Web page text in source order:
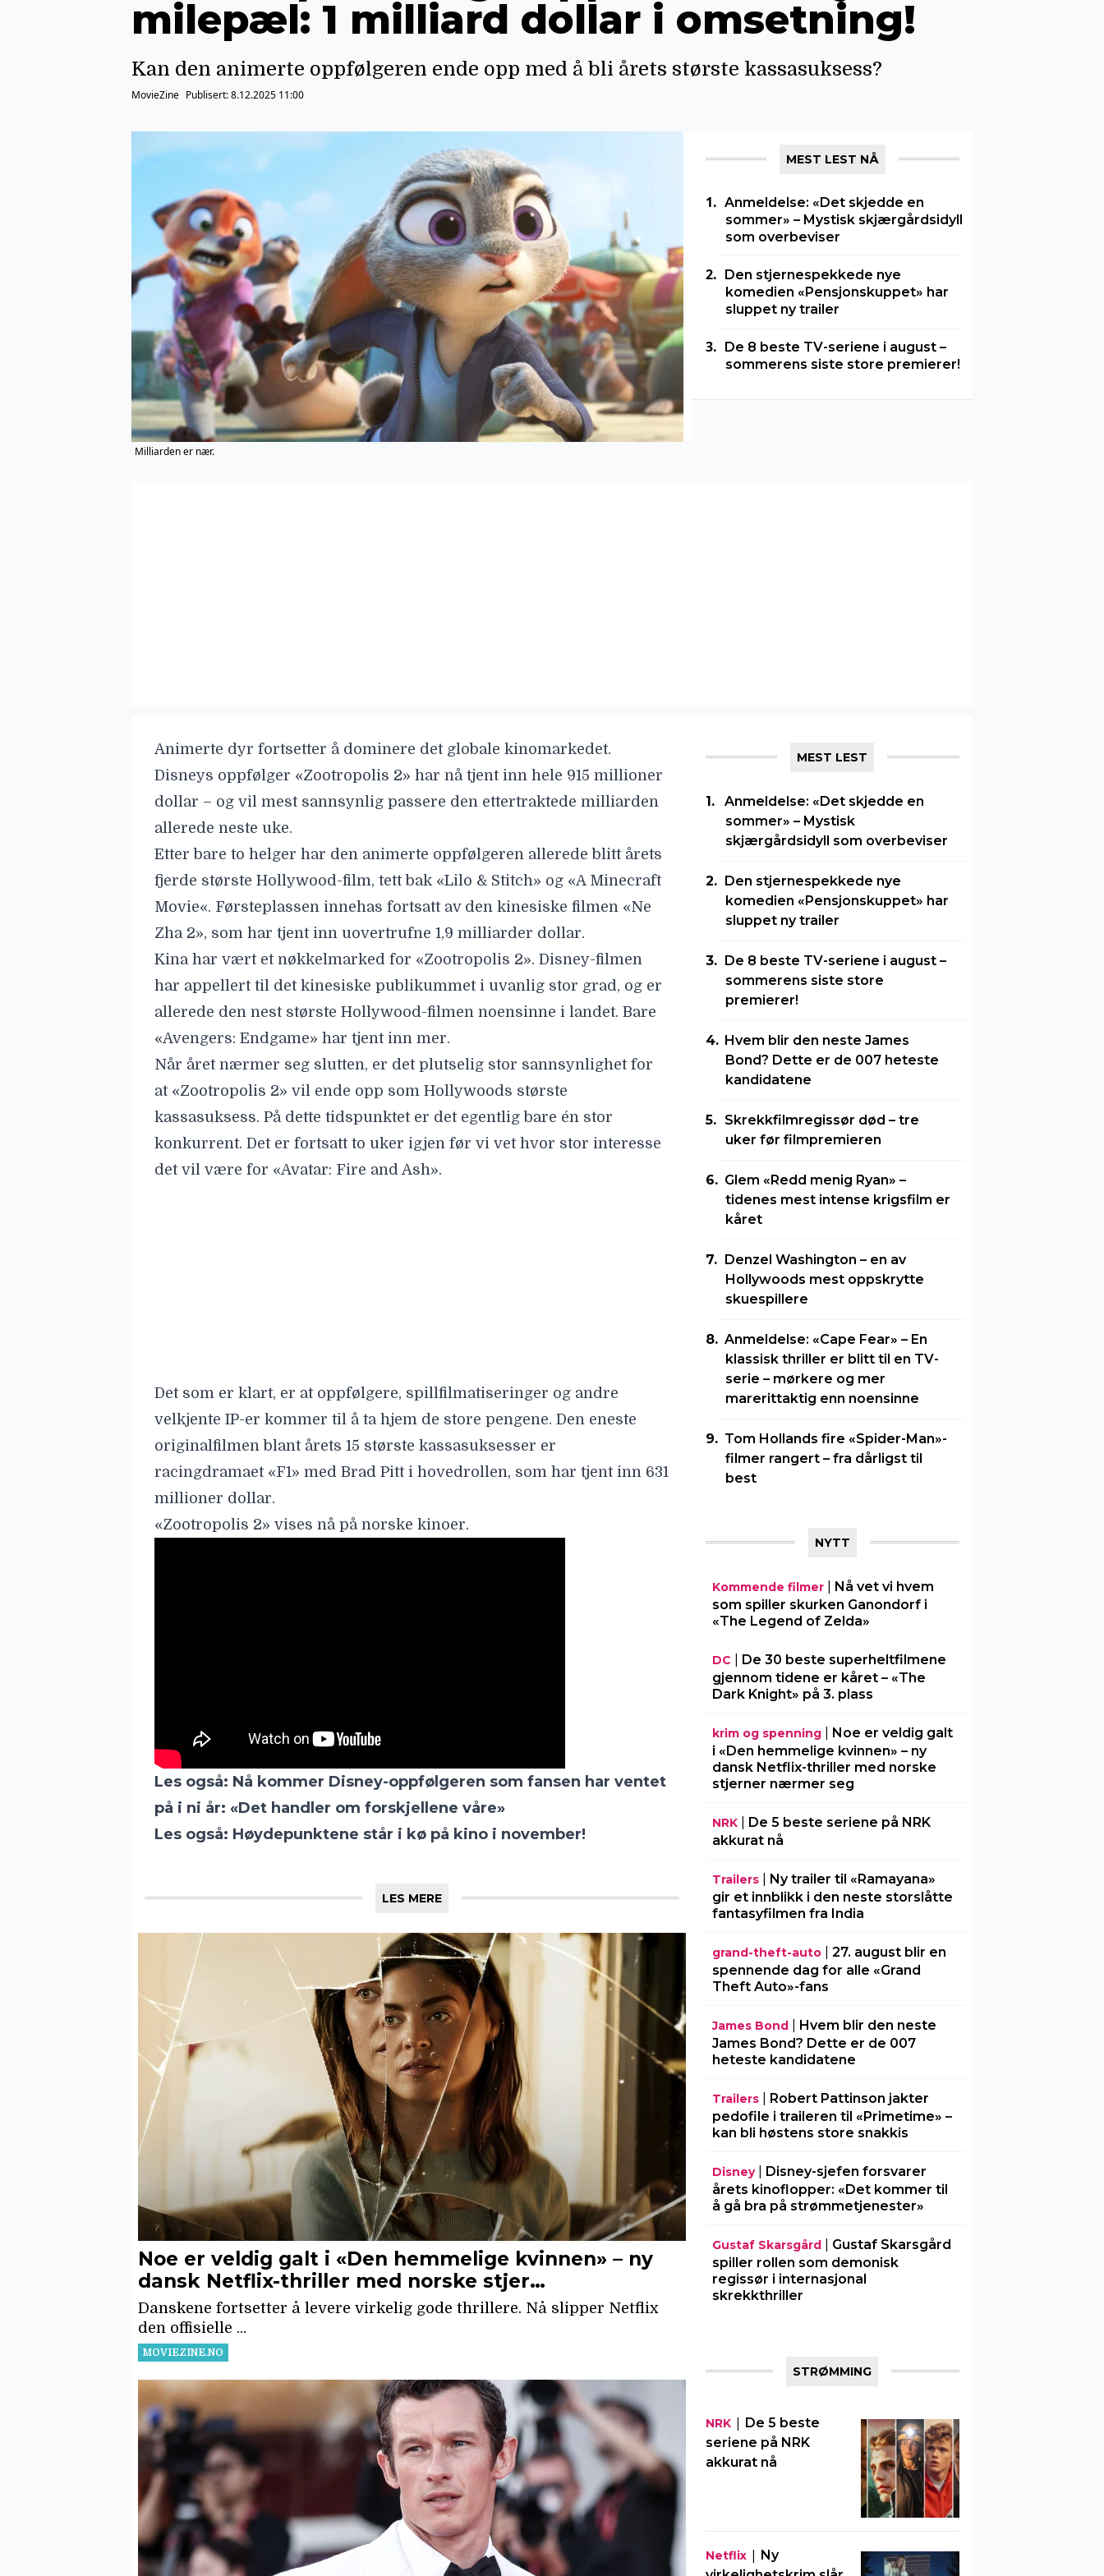
milepæl: 1 milliard dollar i omsetning!
Kan den animerte oppfølgeren ende opp med å bli årets største kassasuksess?
MovieZine Publisert:8.12.2025 11:00
Milliarden er nær.
MEST LEST NÅ
Anmeldelse: «Det skjedde en
sommer» – Mystisk skjærgårdsidyll
som overbeviser
Den stjernespekkede nye
komedien «Pensjonskuppet» har
sluppet ny trailer
De 8 beste TV-seriene i august –
sommerens siste store premierer!
Animerte dyr fortsetter å dominere det globale kinomarkedet.
Disneys oppfølger «Zootropolis 2» har nå tjent inn hele 915 millioner
dollar – og vil mest sannsynlig passere den ettertraktede milliarden
allerede neste uke.
Etter bare to helger har den animerte oppfølgeren allerede blitt årets
fjerde største Hollywood-film, tett bak «Lilo & Stitch» og «A Minecraft
Movie«. Førsteplassen innehas fortsatt av den kinesiske filmen «Ne
Zha 2», som har tjent inn uovertrufne 1,9 milliarder dollar.
Kina har vært et nøkkelmarked for «Zootropolis 2». Disney-filmen
har appellert til det kinesiske publikummet i uvanlig stor grad, og er
allerede den nest største Hollywood-filmen noensinne i landet. Bare
«Avengers: Endgame» har tjent inn mer.
Når året nærmer seg slutten, er det plutselig stor sannsynlighet for
at «Zootropolis 2» vil ende opp som Hollywoods største
kassasuksess. På dette tidspunktet er det egentlig bare én stor
konkurrent. Det er fortsatt to uker igjen før vi vet hvor stor interesse
det vil være for «Avatar: Fire and Ash».
MEST LEST
Anmeldelse: «Det skjedde en
sommer» – Mystisk
skjærgårdsidyll som overbeviser
Den stjernespekkede nye
komedien «Pensjonskuppet» har
sluppet ny trailer
De 8 beste TV-seriene i august –
sommerens siste store
premierer!
Hvem blir den neste James
Bond? Dette er de 007 heteste
kandidatene
Skrekkfilmregissør død – tre
uker før filmpremieren
Glem «Redd menig Ryan» –
tidenes mest intense krigsfilm er
kåret
Denzel Washington – en av
Hollywoods mest oppskrytte
skuespillere
Anmeldelse: «Cape Fear» – En
klassisk thriller er blitt til en TV-
serie – mørkere og mer
marerittaktig enn noensinne
Tom Hollands fire «Spider-Man»-
filmer rangert – fra dårligst til
best
NYTT
Kommende filmer| Nå vet vi hvem
som spiller skurken Ganondorf i
«The Legend of Zelda»
DC
De 30 beste superheltfilmene
gjennom tidene er kåret – «The
Dark Knight» på 3. plass
krim og spenning| Noe er veldig galt
i «Den hemmelige kvinnen» – ny
dansk Netflix-thriller med norske
stjerner nærmer seg
NRK| De 5 beste seriene på NRK
akkurat nå
Trailers| Ny trailer til «Ramayana»
gir et innblikk i den neste storslåtte
fantasyfilmen fra India
grand-theft-auto| 27. august blir en
spennende dag for alle «Grand
Theft Auto»-fans
James Bond| Hvem blir den neste
James Bond? Dette er de 007
heteste kandidatene
Trailers| Robert Pattinson jakter
pedofile i traileren til «Primetime» –
kan bli høstens store snakkis
Disney| Disney-sjefen forsvarer
årets kinoflopper: «Det kommer til
å gå bra på strømmetjenester»
Gustaf Skarsgård| Gustaf Skarsgård
spiller rollen som demonisk
regissør i internasjonal
skrekkthriller
STRØMMING
NRK| De 5 beste
seriene på NRK
akkurat nå
Netflix| Ny